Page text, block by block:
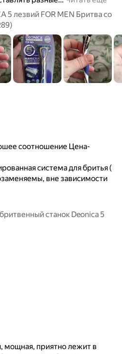
5 лезвий FOR MEN Бритва со
соотношение Цена-
система для бритья (
вне зависимости
станок Deonica 5
мощная, приятно лежит в